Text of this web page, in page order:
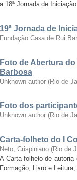
a 18ª Jornada de
19ª Jornada de
Fundação Casa de Rui
Foto de Abertura
Barbosa
Unknown author (Rio de
Foto dos
Unknown author (Rio de
Carta-folheto do I
Neto, Crispiniano (Rio de
A Carta-folheto de
Formação, Livro e